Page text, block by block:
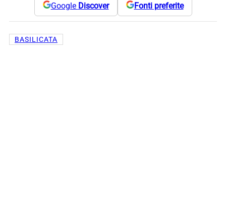
Google Discover Fonti preferite
BASILICATA